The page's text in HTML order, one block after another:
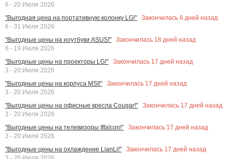
6 - 20 Июля 2026
"Выгодная цена на портативную колонку LG!"
Закончилась 6 дней назад
6 - 31 Июля 2026
"Выгодные цены на ноутбуки ASUS!"
Закончилась 18 дней назад
6 - 19 Июля 2026
"Выгодные цены на проекторы LG!"
Закончилась 17 дней назад
3 - 20 Июля 2026
"Выгодные цены на корпуса MSI!"
Закончилась 17 дней назад
3 - 20 Июля 2026
"Выгодные цены на офисные кресла Cougar!"
Закончилась 17 дней назад
3 - 20 Июля 2026
"Выгодные цены на телевизоры Iffalcon!"
Закончилась 17 дней назад
3 - 20 Июля 2026
"Выгодные цены на охлаждение LianLi!"
Закончилась 17 дней назад